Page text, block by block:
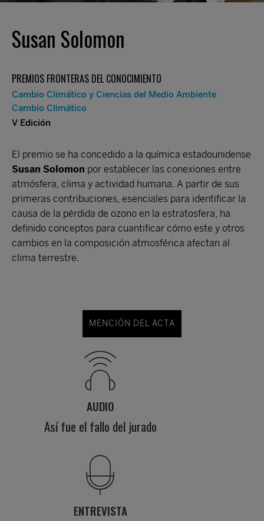
Susan Solomon
PREMIOS FRONTERAS DEL CONOCIMIENTO
Cambio Climático y Ciencias del Medio Ambiente
Cambio Climático
V Edición
El premio se ha concedido a la química estadounidense
Susan Solomon por establecer las conexiones entre
atmósfera, clima y actividad humana. A partir de sus
primeras contribuciones, esenciales para identificar la
causa de la pérdida de ozono en la estratosfera, ha
definido conceptos para cuantificar cómo este y otros
cambios en la composición atmosférica afectan al
clima terrestre.
MENCIÓN DEL ACTA
AUDIO
Así fue el fallo del jurado
ENTREVISTA